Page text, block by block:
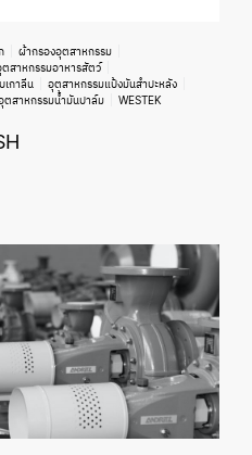
ผ้ากรองอุตสาหกรรม
ตสาหกรรมอาหารสัตว์
เกาลีน
อุตสาหกรรมแป้งมันสำปะหลัง
ตสาหกรรมน้ำมันปาล์ม WESTEK